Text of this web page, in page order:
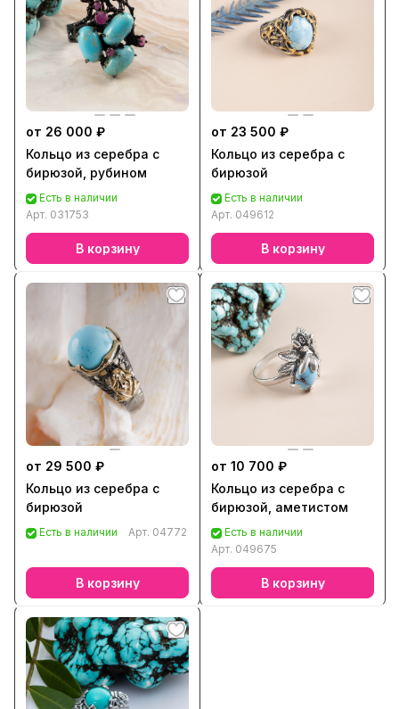
от 26 000 ₽
Кольцо из серебра с
бирюзой, рубином
Есть в наличии
Арт. 031753
В корзину
от 23 500 ₽
Кольцо из серебра с
бирюзой
Есть в наличии
Арт. 049612
В корзину
от 29 500 ₽
Кольцо из серебра с
бирюзой
Есть в наличии Арт. 04772
В корзину
от 10 700 ₽
Кольцо из серебра с
бирюзой, аметистом
Есть в наличии
Арт. 049675
В корзину